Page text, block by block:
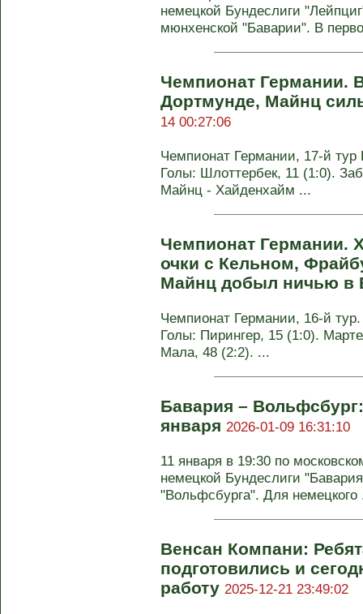
немецкой Бундеслиги
мюнхенской "Баварии". В
Чемпионат Германии.
Дортмунде, Майнц
14 00:27:06
Чемпионат Германии, 17-й
Голы: Шлоттербек, 11 (1:0).
Майнц - Хайденхайм ...
Чемпионат Германии.
очки с Кельном,
Майнц добыл ничью в
Чемпионат Германии, 16-й
Голы: Пирингер, 15 (1:0).
Мала, 48 (2:2). ...
Бавария –
января 2026-01-09 16:31:10
11 января в 19:30 по
немецкой Бундеслиги
"Вольфсбурга". Для немецкого
Венсан Компани:
подготовились и
работу 2025-12-21 23:49:02